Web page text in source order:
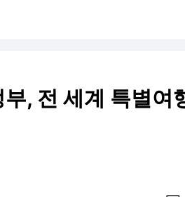
, 전 세계 특별여